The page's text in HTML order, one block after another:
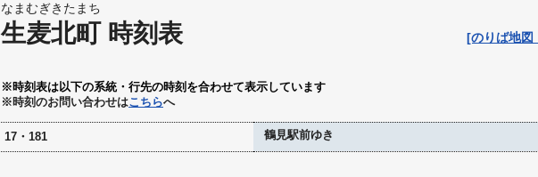
なまむぎきたまち
生麦北町 時刻表 [のりば地図
※時刻表は以下の系統・行先の時刻を合わせて表示しています
※時刻のお問い合わせはこちらへ
17・181 鶴見駅前ゆき